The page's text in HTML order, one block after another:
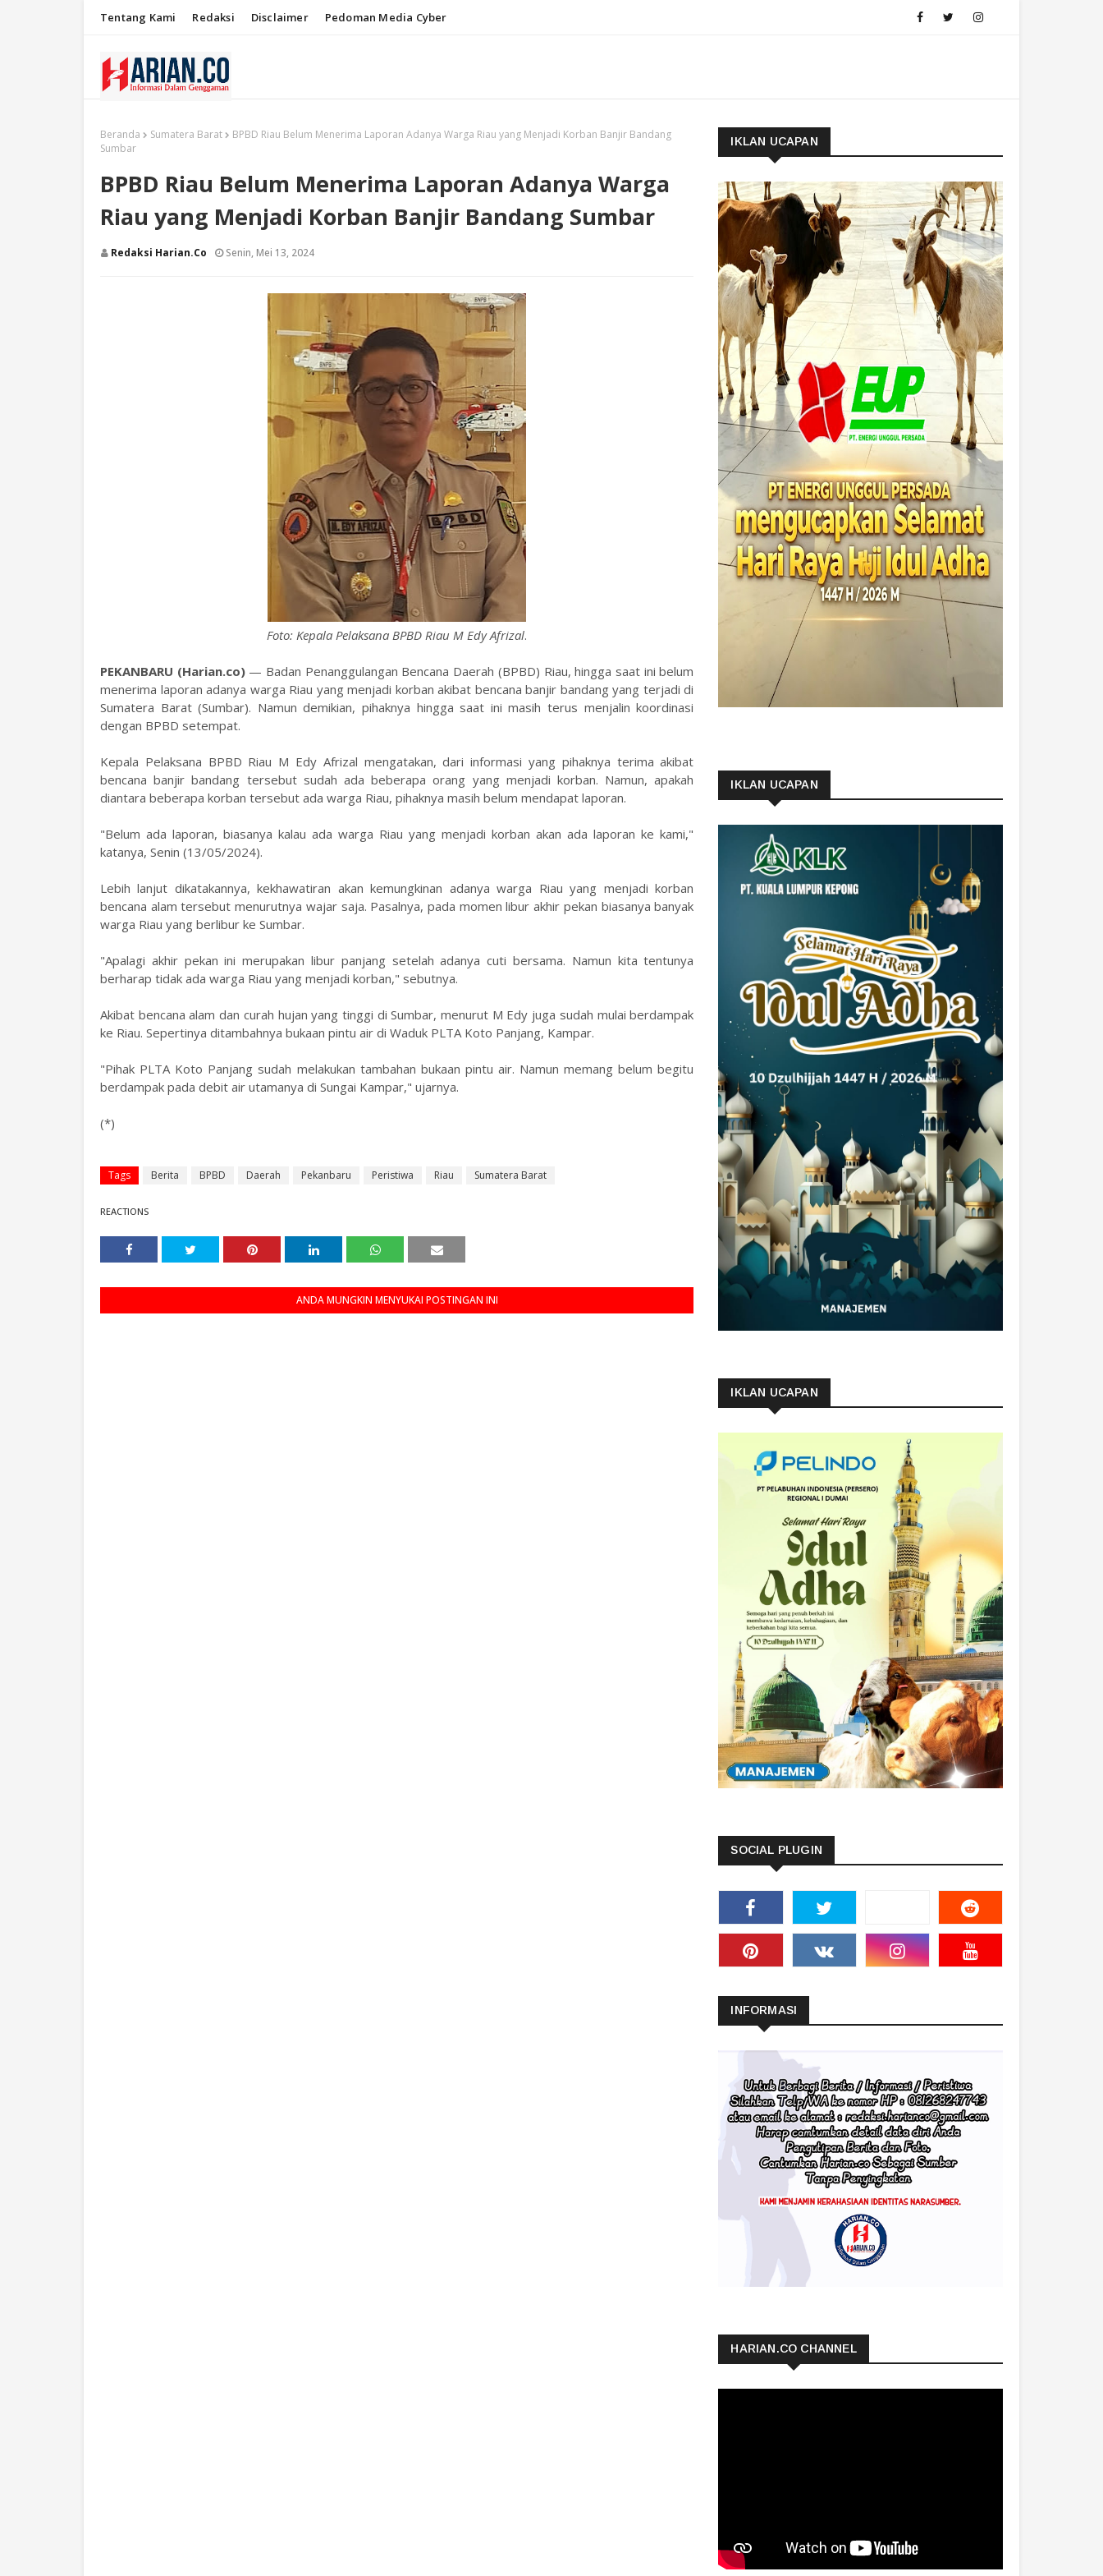
Tentang Kami Redaksi Disclaimer Pedoman Media Cyber
Beranda Sumatera Barat
BPBD Riau Belum Menerima Laporan Adanya Warga Riau yang Menjadi Korban Banjir Bandang
Sumbar
BPBD Riau Belum Menerima Laporan Adanya Warga
Riau yang Menjadi Korban Banjir Bandang Sumbar
Redaksi Harian.co Senin, Mei 13, 2024
Foto: Kepala Pelaksana BPBD Riau M Edy Afrizal.
PEKANBARU (Harian.co)— Badan Penanggulangan Bencana Daerah (BPBD) Riau, hingga saat ini belum
menerima laporan adanya warga Riau yang menjadi korban akibat bencana banjir bandang yang terjadi di
Sumatera Barat (Sumbar). Namun demikian, pihaknya hingga saat ini masih terus menjalin koordinasi
dengan BPBD setempat.
Kepala Pelaksana BPBD Riau M Edy Afrizal mengatakan, dari informasi yang pihaknya terima akibat
bencana banjir bandang tersebut sudah ada beberapa orang yang menjadi korban. Namun, apakah
diantara beberapa korban tersebut ada warga Riau, pihaknya masih belum mendapat laporan.
"Belum ada laporan, biasanya kalau ada warga Riau yang menjadi korban akan ada laporan ke kami,"
katanya, Senin (13/05/2024).
Lebih lanjut dikatakannya, kekhawatiran akan kemungkinan adanya warga Riau yang menjadi korban
bencana alam tersebut menurutnya wajar saja. Pasalnya, pada momen libur akhir pekan biasanya banyak
warga Riau yang berlibur ke Sumbar.
"Apalagi akhir pekan ini merupakan libur panjang setelah adanya cuti bersama. Namun kita tentunya
berharap tidak ada warga Riau yang menjadi korban," sebutnya.
Akibat bencana alam dan curah hujan yang tinggi di Sumbar, menurut M Edy juga sudah mulai berdampak
ke Riau. Sepertinya ditambahnya bukaan pintu air di Waduk PLTA Koto Panjang, Kampar.
"Pihak PLTA Koto Panjang sudah melakukan tambahan bukaan pintu air. Namun memang belum begitu
berdampak pada debit air utamanya di Sungai Kampar," ujarnya.
(*)
Tags Berita BPBD Daerah Pekanbaru Peristiwa Riau Sumatera Barat
REACTIONS
ANDA MUNGKIN MENYUKAI POSTINGAN INI
IKLAN UCAPAN
IKLAN UCAPAN
IKLAN UCAPAN
SOCIAL PLUGIN
INFORMASI
HARIAN.CO CHANNEL